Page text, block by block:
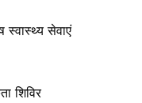
सेवाएं
शिविर